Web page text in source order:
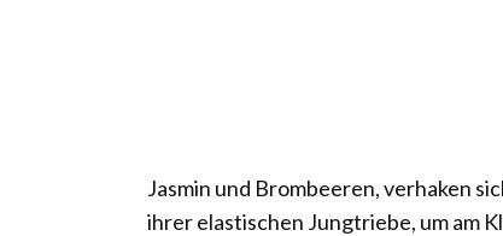
Jasmin und Brombeeren, verhaken
ihrer elastischen Jungtriebe, um am